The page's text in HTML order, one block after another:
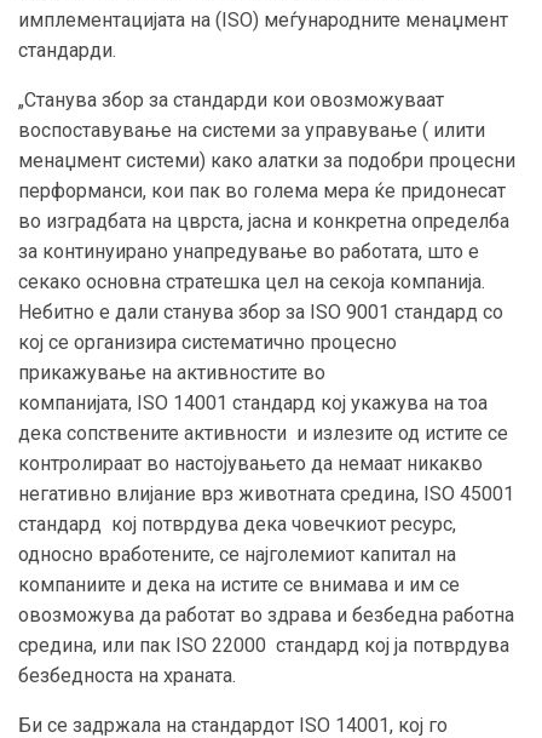
имплементацијата на (ISO) меѓународните менаџмент
стандарди.
„Станува збор за стандарди кои овозможуваат
воспоставување на системи за управување ( илити
менаџмент системи) како алатки за подобри процесни
перформанси, кои пак во голема мера ќе придонесат
во изградбата на цврста, јасна и конкретна определба
за континуирано унапредување во работата, што е
секако основна стратешка цел на секоја компанија.
Небитно е дали станува збор за ISO 9001 стандард со
кој се организира систематично процесно
прикажување на активностите во
компанијата, ISO 14001 стандард кој укажува на тоа
дека сопствените активности и излезите од истите се
контролираат во настојувањето да немаат никакво
негативно влијание врз животната средина, ISO 45001
стандард кој потврдува дека човечкиот ресурс,
односно вработените, се најголемиот капитал на
компаниите и дека на истите се внимава и им се
овозможува да работат во здрава и безбедна работна
средина, или пак ISO 22000 стандард кој ја потврдува
безбедноста на храната.
Би се задржала на стандардот ISO 14001, кој го